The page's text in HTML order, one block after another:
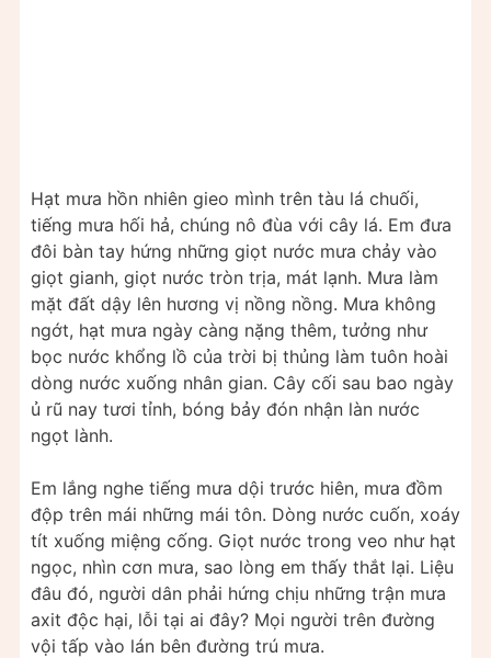
Hạt mưa hồn nhiên gieo mình trên tàu lá chuối,
tiếng mưa hối hả, chúng nô đùa với cây lá. Em đưa
đôi bàn tay hứng những giọt nước mưa chảy vào
giọt gianh, giọt nước tròn trịa, mát lạnh. Mưa làm
mặt đất dậy lên hương vị nồng nồng. Mưa không
ngớt, hạt mưa ngày càng nặng thêm, tưởng như
bọc nước khổng lồ của trời bị thủng làm tuôn hoài
dòng nước xuống nhân gian. Cây cối sau bao ngày
ủ rũ nay tươi tỉnh, bóng bảy đón nhận làn nước
ngọt lành.
Em lắng nghe tiếng mưa dội trước hiên, mưa đồm
độp trên mái những mái tôn. Dòng nước cuốn, xoáy
tít xuống miệng cống. Giọt nước trong veo như hạt
ngọc, nhìn cơn mưa, sao lòng em thấy thắt lại. Liệu
đâu đó, người dân phải hứng chịu những trận mưa
axit độc hại, lỗi tại ai đây? Mọi người trên đường
vội tấp vào lán bên đường trú mưa.